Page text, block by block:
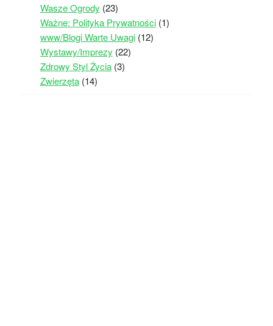
Wasze Ogrody (23)
Ważne: Polityka Prywatności(1)
www/Blogi Warte Uwagi(12)
Wystawy/Imprezy (22)
Zdrowy Styl Życia(3)
Zwierzęta(14)